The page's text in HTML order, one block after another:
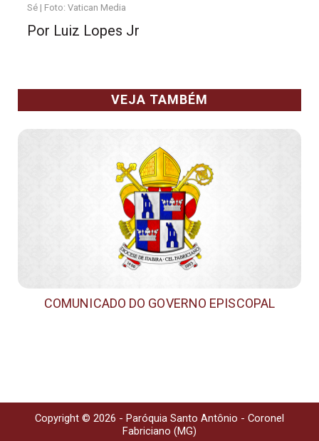
Sé | Foto: Vatican Media
Por Luiz Lopes Jr
VEJA TAMBÉM
COMUNICADO DO GOVERNO EPISCOPAL
Copyright © 2026 - Paróquia Santo Antônio - Coronel
Fabriciano (MG)